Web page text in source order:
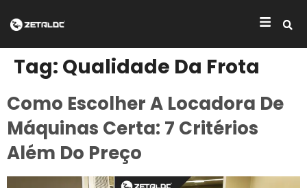
Tag: Qualidade Da Frota
Como Escolher A Locadora De
Máquinas Certa: 7 Critérios
Além Do Preço